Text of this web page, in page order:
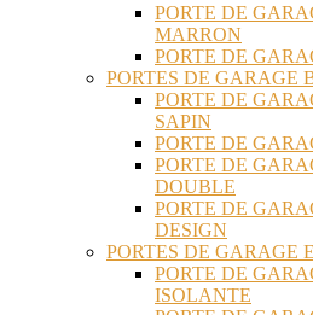
PORTE DE
MARRON
PORTE DE
PORTES DE GARAGE
PORTE DE
SAPIN
PORTE DE
PORTE DE
DOUBLE
PORTE DE
DESIGN
PORTES DE GARAGE
PORTE DE
ISOLANTE